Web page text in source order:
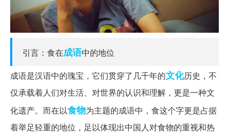
引言：食在成语中的地位
成语是汉语中的瑰宝，它们贯穿了几千年的文化历史，不
仅承载着人们对生活、对世界的认识和理解，更是一种文
化遗产。而在以食物为主题的成语中，食这个字更是占据
着举足轻重的地位，足以体现出中国人对食物的重视和热